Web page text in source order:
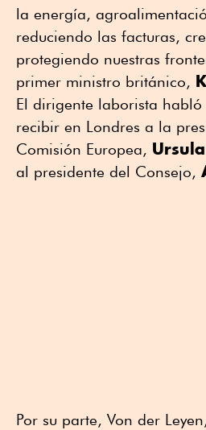
la energía,
reduciendo las facturas,
protegiendo nuestras
primer ministro británico,
El dirigente laborista habló
recibir en Londres a la
Comisión Europea,
al presidente del Consejo,
Por su parte, Von der